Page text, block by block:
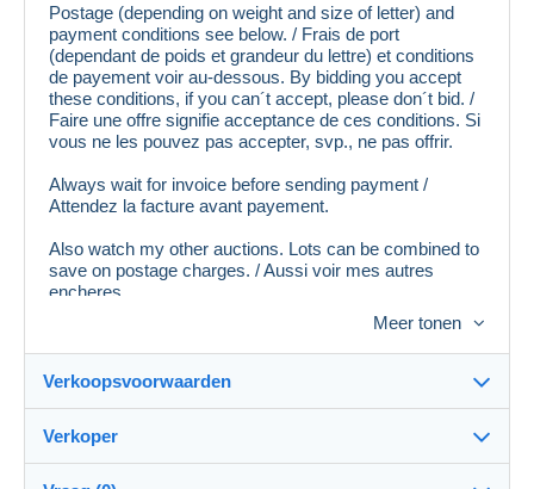
Postage (depending on weight and size of letter) and
payment conditions see below. / Frais de port
(dependant de poids et grandeur du lettre) et conditions
de payement voir au-dessous. By bidding you accept
these conditions, if you can´t accept, please don´t bid. /
Faire une offre signifie acceptance de ces conditions. Si
vous ne les pouvez pas accepter, svp., ne pas offrir.
Always wait for invoice before sending payment /
Attendez la facture avant payement.
Also watch my other auctions. Lots can be combined to
save on postage charges. / Aussi voir mes autres
encheres.
Meer tonen
Verkoopsvoorwaarden
Bestemming:
Verkoper